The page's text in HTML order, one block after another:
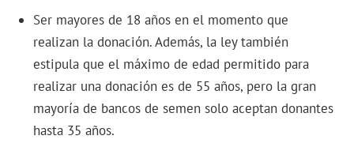
Ser mayores de 18 años en el momento que
realizan la donación. Además, la ley también
estipula que el máximo de edad permitido para
realizar una donación es de 55 años, pero la gran
mayoría de bancos de semen solo aceptan donantes
hasta 35 años.